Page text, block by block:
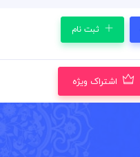
ثبت نام
اشتراک ویژه